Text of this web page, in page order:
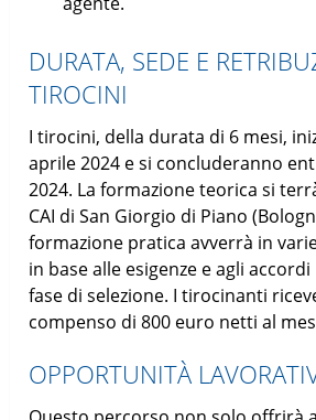
DURATA, SEDE E
TIROCINI
I tirocini, della durata di 6 mesi,
aprile 2024 e si concluderanno
2024. La formazione teorica si
CAI di San Giorgio di Piano
formazione pratica avverrà in
in base alle esigenze e agli
fase di selezione. I tirocinanti
compenso di 800 euro netti al
OPPORTUNITÀ